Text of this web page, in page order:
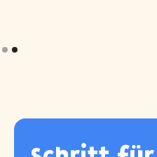
Slide 2 of 2.